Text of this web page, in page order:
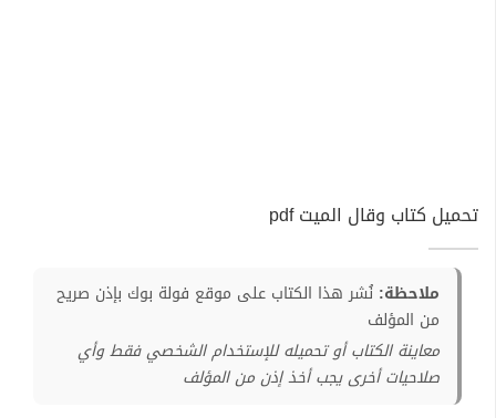
تحميل كتاب وقال الميت pdf
ملاحظة: نُشر هذا الكتاب على موقع فولة بوك بإذن صريح
من المؤلف
معاينة الكتاب أو تحميله للإستخدام الشخصي فقط وأي
صلاحيات أخرى يجب أخذ إذن من المؤلف